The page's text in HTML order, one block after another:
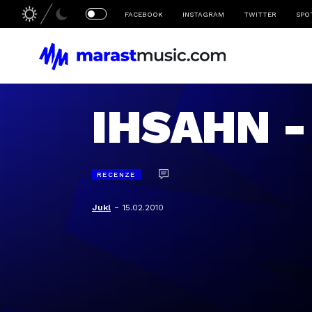
FACEBOOK INSTAGRAM TWITTER
IHSAHN
RECENZE
Jukl -15.02.2010